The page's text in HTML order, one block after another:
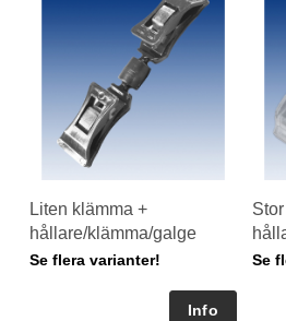
Liten klämma +
hållare/klämma/galge
Se flera varianter! Se